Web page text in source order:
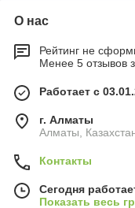
О нас
Рейтинг не
Менее 5 отзывов
Работает с
г. Алматы
Алматы,
Контакты
Сегодня
Показать весь